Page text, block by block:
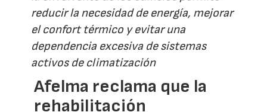
reducir la necesidad de energía, mejorar
el confort térmico y evitar una
dependencia excesiva de sistemas
activos de climatización
Afelma reclama que la
rehabilitación